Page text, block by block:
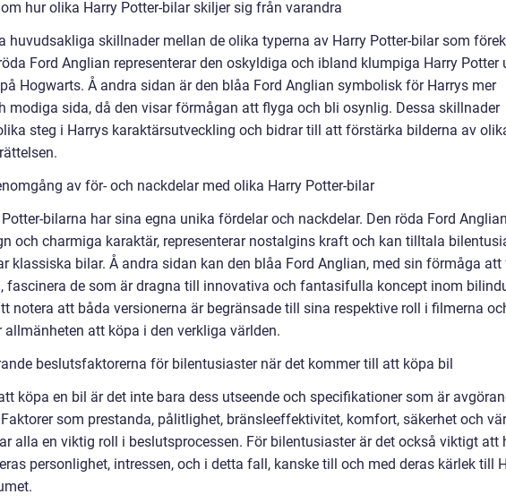
hur olika Harry Potter-bilar skiljer sig från varandra
huvudsakliga skillnader mellan de olika typerna av Harry Potter-bilar som
Ford Anglian representerar den oskyldiga och ibland klumpiga Harry Potter
Hogwarts. Å andra sidan är den blåa Ford Anglian symbolisk för Harrys mer
modiga sida, då den visar förmågan att flyga och bli osynlig. Dessa skillnader
steg i Harrys karaktärsutveckling och bidrar till att förstärka bilderna av
av för- och nackdelar med olika Harry Potter-bilar
bilarna har sina egna unika fördelar och nackdelar. Den röda Ford
och charmiga karaktär, representerar nostalgins kraft och kan tilltala
klassiska bilar. Å andra sidan kan den blåa Ford Anglian, med sin förmåga att
fascinera de som är dragna till innovativa och fantasifulla koncept inom
notera att båda versionerna är begränsade till sina respektive roll i filmerna
att köpa i den verkliga världen.
beslutsfaktorerna för bilentusiaster när det kommer till att köpa bil
köpa en bil är det inte bara dess utseende och specifikationer som är
som prestanda, pålitlighet, bränsleeffektivitet, komfort, säkerhet och
alla en viktig roll i beslutsprocessen. För bilentusiaster är det också viktigt att
personlighet, intressen, och i detta fall, kanske till och med deras kärlek till